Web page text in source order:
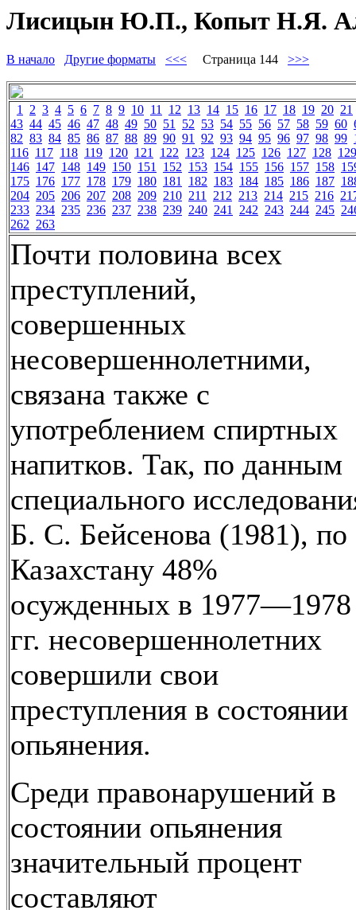
Лисицын Ю.П., Копыт Н.Я.
В начало Другие форматы <<< Страница 144 >>>
1 2 3 4 5 6 7 8 9 10 11 12 13 14 15 16 17 18 19 20 21
43 44 45 46 47 48 49 50 51 52 53 54 55 56 57 58 59 60
82 83 84 85 86 87 88 89 90 91 92 93 94 95 96 97 98 99
116 117 118 119 120 121 122 123 124 125 126 127 128 129
146 147 148 149 150 151 152 153 154 155 156 157 158
175 176 177 178 179 180 181 182 183 184 185 186 187
204 205 206 207 208 209 210 211 212 213 214 215 216
233 234 235 236 237 238 239 240 241 242 243 244 245
262 263
Почти половина всех
преступлений,
совершенных
несовершеннолетними,
связана также с
употреблением спиртных
напитков. Так, по данным
специального
Б. С. Бейсенова (1981), по
Казахстану 48%
осужденных в 1977—1978
гг. несовершеннолетних
совершили свои
преступления в состоянии
опьянения.
Среди правонарушений в
состоянии опьянения
значительный процент
составляют